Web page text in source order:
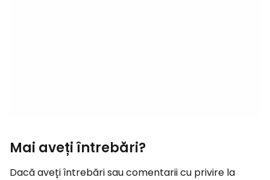
Mai aveți întrebări?
Dacă aveți întrebări sau comentarii cu privire la